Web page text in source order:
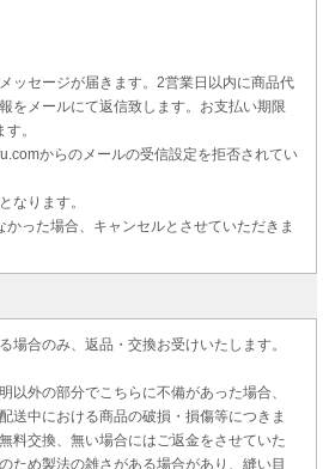
ッセージが届きます。2営業日以内に商品代
をメールにて返信致します。お支払い期限
。
からのメールの受信設定を拒否されてい
なります。
った場合、キャンセルとさせていただきま
場合のみ、返品・交換お受けいたします。
以外の部分でこちらに不備があった場合、
送中における商品の破損・損傷等につきま
料交換、無い場合にはご返金をさせていた
ため製法の雑さがある場合があり、縫い目